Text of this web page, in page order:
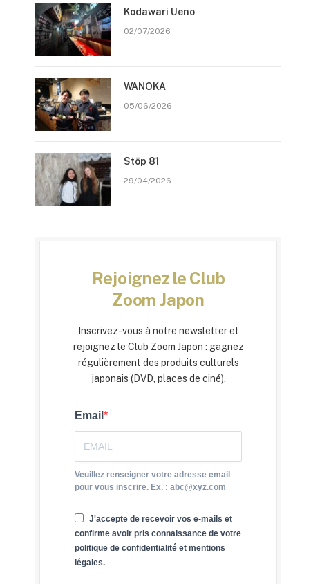
Kodawari Ueno
02/07/2026
WANOKA
05/06/2026
Stōp 81
29/04/2026
Rejoignez le Club
Zoom Japon
Inscrivez-vous à notre newsletter et
rejoignez le Club Zoom Japon : gagnez
régulièrement des produits culturels
japonais (DVD, places de ciné).
Email
Veuillez renseigner votre adresse email
pour vous inscrire. Ex. : abc@xyz.com
J'accepte de recevoir vos e-mails et
confirme avoir pris connaissance de votre
politique de confidentialité et mentions
légales.